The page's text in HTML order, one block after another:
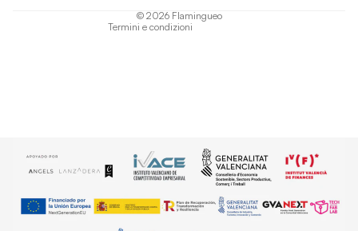
© 2026 Flamingueo
Termini e condizioni